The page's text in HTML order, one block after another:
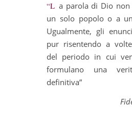
“La parola di Dio non si indirizza ad
un solo popolo o a
Ugualmente, gli
pur risentendo a
del periodo in cui
formulano una
definitiva”